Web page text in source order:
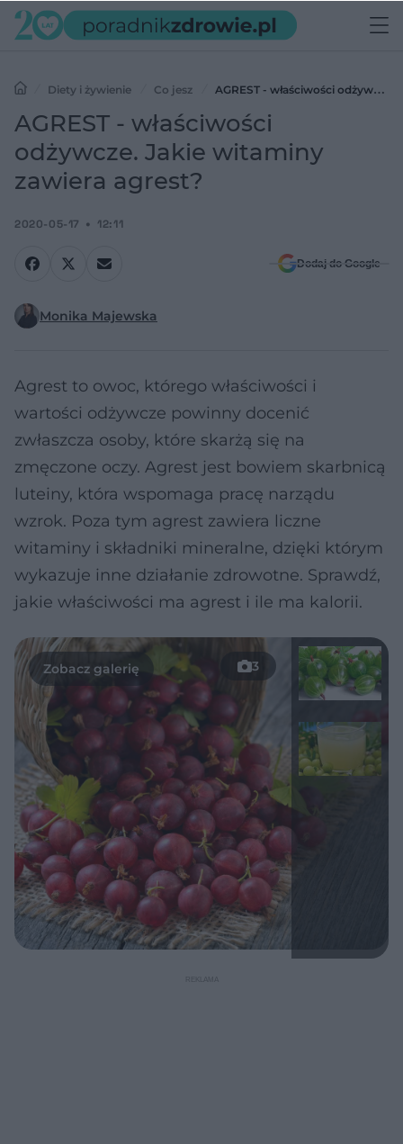
Diety i żywienie Co jesz
AGREST - właściwości odżywcze.
Jakie witaminy zawiera agrest?
AGREST - właściwości
odżywcze. Jakie witaminy
zawiera agrest?
2020-05-17 12:11
Dodaj do Google
Monika Majewska
Agrest to owoc, którego właściwości i
wartości odżywcze powinny docenić
zwłaszcza osoby, które skarżą się na
zmęczone oczy. Agrest jest bowiem skarbnicą
luteiny, która wspomaga pracę narządu
wzrok. Poza tym agrest zawiera liczne
witaminy i składniki mineralne, dzięki którym
wykazuje inne działanie zdrowotne. Sprawdź,
jakie właściwości ma agrest i ile ma kalorii.
3